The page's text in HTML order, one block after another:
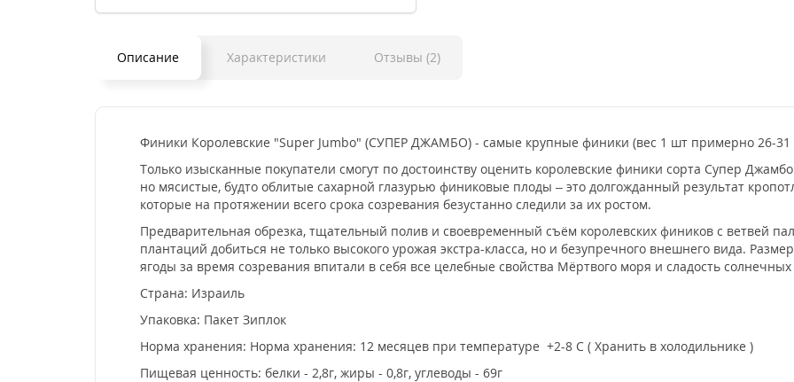
Описание Характеристики Отзывы (2)
Финики Королевские "Super Jumbo" (СУПЕР ДЖАМБО) - самые крупные финики (вес 1 шт примерно 26-31
Только изысканные покупатели смогут по достоинству оценить королевские финики сорта Супер
но мясистые, будто облитые сахарной глазурью финиковые плоды – это долгожданный результат
которые на протяжении всего срока созревания безустанно следили за их ростом.
Предварительная обрезка, тщательный полив и своевременный съём королевских фиников с ветвей
плантаций добиться не только высокого урожая экстра-класса, но и безупречного внешнего вида.
ягоды за время созревания впитали в себя все целебные свойства Мёртвого моря и сладость
Страна: Израиль
Упаковка: Пакет Зиплок
Норма хранения: Норма хранения: 12 месяцев при температуре +2-8 С ( Хранить в холодильнике )
Пищевая ценность: белки - 2,8г, жиры - 0,8г, углеводы - 69г